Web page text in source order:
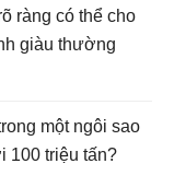
ràng có thể cho
giàu thường
một ngôi sao
100 triệu tấn?